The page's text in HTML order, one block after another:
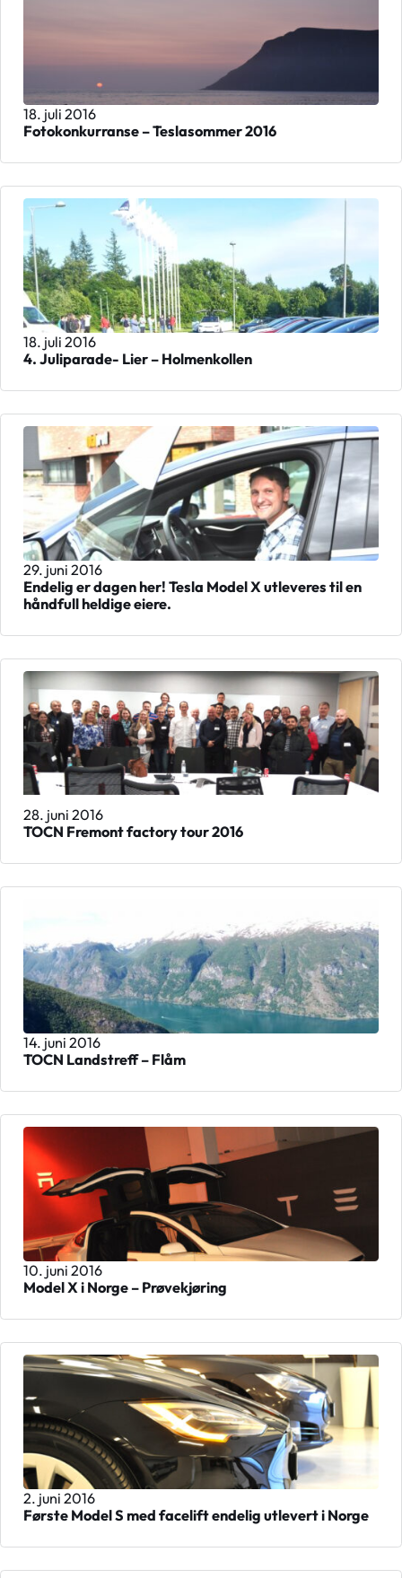
18. juli 2016
Fotokonkurranse – Teslasommer 2016
18. juli 2016
4. Juliparade- Lier – Holmenkollen
29. juni 2016
Endelig er dagen her! Tesla Model X utleveres til en
håndfull heldige eiere.
28. juni 2016
TOCN Fremont factory tour 2016
14. juni 2016
TOCN Landstreff – Flåm
10. juni 2016
Model X i Norge – Prøvekjøring
2. juni 2016
Første Model S med facelift endelig utlevert i Norge